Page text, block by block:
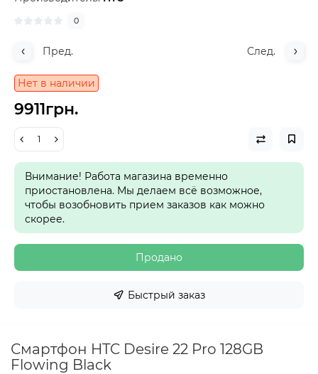
0
Пред. След.
Нет в наличии
9911грн.
Внимание! Работа магазина временно
приостановлена. Мы делаем всё возможное,
чтобы возобновить прием заказов как можно
скорее.
Продано
Быстрый заказ
Смартфон HTC Desire 22 Pro 128GB
Flowing Black